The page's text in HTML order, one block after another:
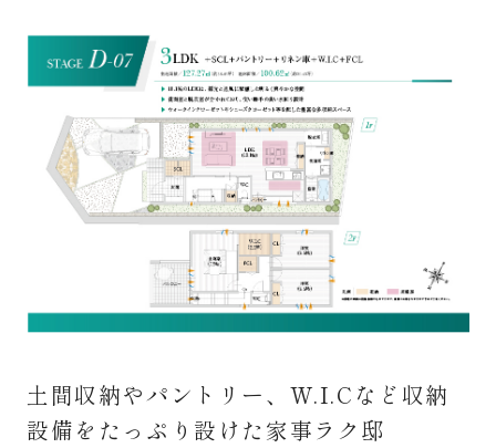
土間収納やパントリー、W.I.Cなど収納
設備をたっぷり設けた家事ラク邸